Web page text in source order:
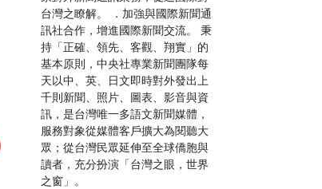
台灣之瞭解。 ．加強與國際新聞通
訊社合作，增進國際新聞交流。 秉
持「正確、領先、客觀、翔實」的
基本原則，中央社專業新聞團隊每
天以中、英、日文即時對外發出上
千則新聞、照片、圖表、影音與資
訊，是台灣唯一多語文新聞媒體，
服務對象從媒體客戶擴大為閱聽大
眾；從台灣民眾延伸至全球僑胞與
讀者，充分扮演「台灣之眼，世界
之窗」。